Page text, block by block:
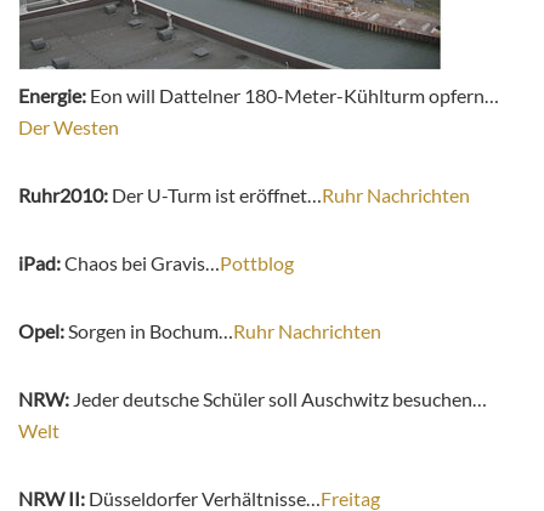
Energie: Eon will Dattelner 180-Meter-Kühlturm opfern…
Der Westen
Ruhr2010: Der U-Turm ist eröffnet…Ruhr Nachrichten
iPad:Chaos bei Gravis…Pottblog
Opel:Sorgen in Bochum…Ruhr Nachrichten
NRW: Jeder deutsche Schüler soll Auschwitz besuchen…
Welt
NRW II: Düsseldorfer Verhältnisse…Freitag